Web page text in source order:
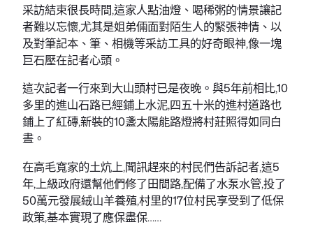
采訪結束很長時間,這家人點油燈、喝稀粥的情景讓記
者難以忘懷,尤其是姐弟倆面對陌生人的緊張神情、以
及對筆記本、筆、相機等采訪工具的好奇眼神,像一塊
巨石壓在記者心頭。
這次記者一行來到大山頭村已是夜晚。與5年前相比,10
多里的進山石路已經鋪上水泥,四五十米的進村道路也
鋪上了紅磚,新裝的10盞太陽能路燈將村莊照得如同白
晝。
在高毛寬家的土炕上,聞訊趕來的村民們告訴記者,這5
年,上級政府還幫他們修了田間路,配備了水泵水管,投了
50萬元發展絨山羊養殖,村里的17位村民享受到了低保
政策,基本實現了應保盡保……